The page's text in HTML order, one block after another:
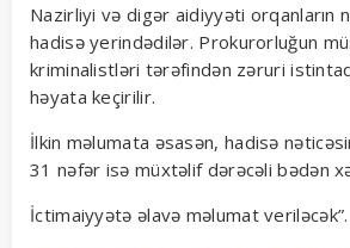
Nazirliyi və digər aidiyyəti orqanların
hadisə yerindədilər. Prokurorluğun
kriminalistləri tərəfindən zəruri
həyata keçirilir.
İlkin məlumata əsasən, hadisə
31 nəfər isə müxtəlif dərəcəli bədən
İctimaiyyətə əlavə məlumat veriləcək”.